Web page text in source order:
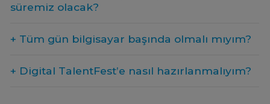
süremiz olacak?
+ Tüm gün bilgisayar başında olmalı mıyım?
+ Digital TalentFest’e nasıl hazırlanmalıyım?